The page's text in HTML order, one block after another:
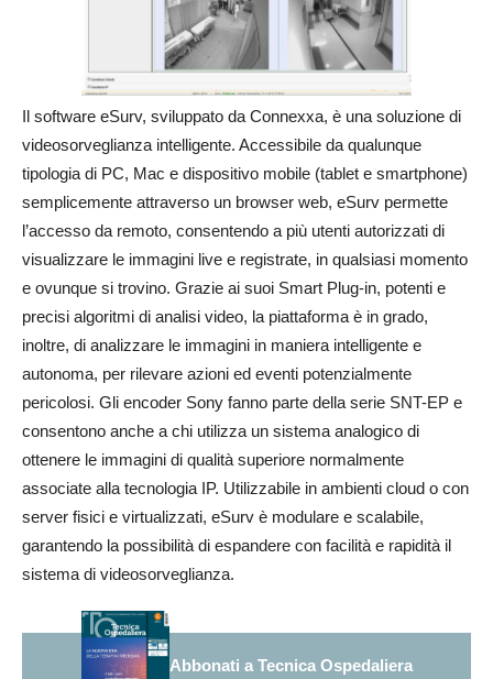
Il software eSurv, sviluppato da Connexxa, è una soluzione di
videosorveglianza intelligente. Accessibile da qualunque
tipologia di PC, Mac e dispositivo mobile (tablet e smartphone)
semplicemente attraverso un browser web, eSurv permette
l’accesso da remoto, consentendo a più utenti autorizzati di
visualizzare le immagini live e registrate, in qualsiasi momento
e ovunque si trovino. Grazie ai suoi Smart Plug-in, potenti e
precisi algoritmi di analisi video, la piattaforma è in grado,
inoltre, di analizzare le immagini in maniera intelligente e
autonoma, per rilevare azioni ed eventi potenzialmente
pericolosi. Gli encoder Sony fanno parte della serie SNT-EP e
consentono anche a chi utilizza un sistema analogico di
ottenere le immagini di qualità superiore normalmente
associate alla tecnologia IP. Utilizzabile in ambienti cloud o con
server fisici e virtualizzati, eSurv è modulare e scalabile,
garantendo la possibilità di espandere con facilità e rapidità il
sistema di videosorveglianza.
Abbonati a Tecnica Ospedaliera